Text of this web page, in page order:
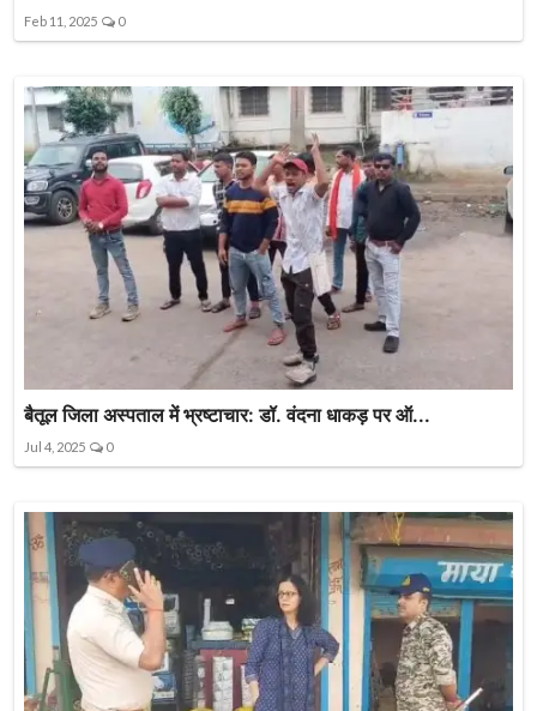
Feb 11, 2025 0
बैतूल जिला अस्पताल में भ्रष्टाचार: डॉ. वंदना धाकड़ पर ऑ...
Jul 4, 2025 0